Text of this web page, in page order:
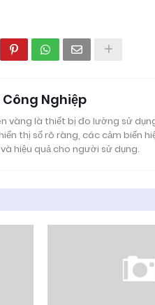
Nghiệp
vàng là thiết bị đo lường sử
thị số rõ ràng, các cảm biến
hiệu quả cho người sử dụng.